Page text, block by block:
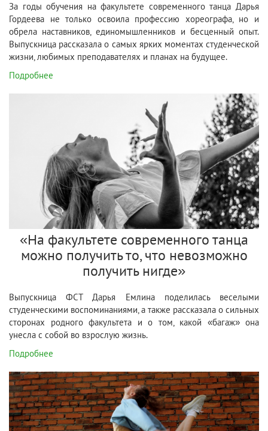
За годы обучения на факультете современного танца Дарья
Гордеева не только освоила профессию хореографа, но и
обрела наставников, единомышленников и бесценный опыт.
Выпускница рассказала о самых ярких моментах студенческой
жизни, любимых преподавателях и планах на будущее.
Подробнее
«На факультете современного танца
можно получить то, что невозможно
получить нигде»
Выпускница ФСТ Дарья Емлина поделилась веселыми
студенческими воспоминаниями, а также рассказала о сильных
сторонах родного факультета и о том, какой «багаж» она
унесла с собой во взрослую жизнь.
Подробнее